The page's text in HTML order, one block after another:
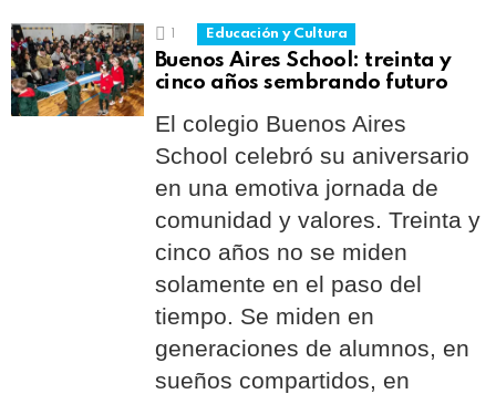
1 Educación y Cultura
Buenos Aires School: treinta y
cinco años sembrando futuro
El colegio Buenos Aires
School celebró su aniversario
en una emotiva jornada de
comunidad y valores. Treinta y
cinco años no se miden
solamente en el paso del
tiempo. Se miden en
generaciones de alumnos, en
sueños compartidos, en